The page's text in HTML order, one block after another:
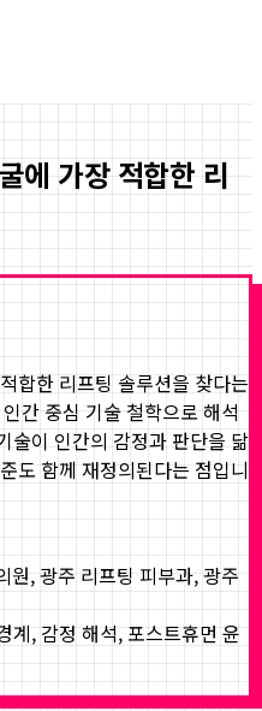
에 가장 적합한 리
합한 리프팅 솔루션을 찾다는
간 중심 기술 철학으로 해석
술이 인간의 감정과 판단을 닮
도 함께 재정의된다는 점입니
원, 광주 리프팅 피부과, 광주
계, 감정 해석, 포스트휴먼 윤